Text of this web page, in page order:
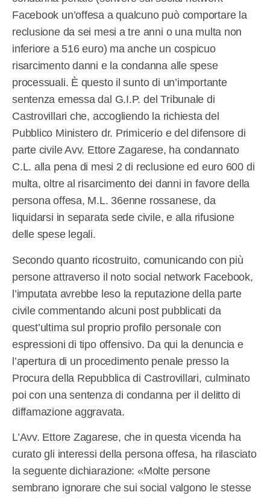
Facebook un’offesa a qualcuno può comportare la
reclusione da sei mesi a tre anni o una multa non
inferiore a 516 euro) ma anche un cospicuo
risarcimento danni e la condanna alle spese
processuali. È questo il sunto di un’importante
sentenza emessa dal G.I.P. del Tribunale di
Castrovillari che, accogliendo la richiesta del
Pubblico Ministero dr. Primicerio e del difensore di
parte civile Avv. Ettore Zagarese, ha condannato
C.L. alla pena di mesi 2 di reclusione ed euro 600 di
multa, oltre al risarcimento dei danni in favore della
persona offesa, M.L. 36enne rossanese, da
liquidarsi in separata sede civile, e alla rifusione
delle spese legali.
Secondo quanto ricostruito, comunicando con più
persone attraverso il noto social network Facebook,
l’imputata avrebbe leso la reputazione della parte
civile commentando alcuni post pubblicati da
quest’ultima sul proprio profilo personale con
espressioni di tipo offensivo. Da qui la denuncia e
l’apertura di un procedimento penale presso la
Procura della Repubblica di Castrovillari, culminato
poi con una sentenza di condanna per il delitto di
diffamazione aggravata.
L’Avv. Ettore Zagarese, che in questa vicenda ha
curato gli interessi della persona offesa, ha rilasciato
la seguente dichiarazione: «Molte persone
sembrano ignorare che sui social valgono le stesse